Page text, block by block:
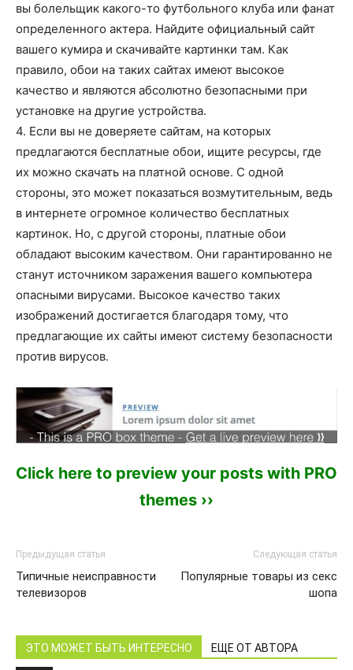
вы болельщик какого-то футбольного клуба или фанат
определенного актера. Найдите официальный сайт
вашего кумира и скачивайте картинки там. Как
правило, обои на таких сайтах имеют высокое
качество и являются абсолютно безопасными при
установке на другие устройства.
4. Если вы не доверяете сайтам, на которых
предлагаются бесплатные обои, ищите ресурсы, где
их можно скачать на платной основе. С одной
стороны, это может показаться возмутительным, ведь
в интернете огромное количество бесплатных
картинок. Но, с другой стороны, платные обои
обладают высоким качеством. Они гарантированно не
станут источником заражения вашего компьютера
опасными вирусами. Высокое качество таких
изображений достигается благодаря тому, что
предлагающие их сайты имеют систему безопасности
против вирусов.
Click here to preview your posts with PRO
themes ››
Предыдущая статья
Типичные неисправности
телевизоров
Следующая статья
Популярные товары из секс
шопа
ЭТО МОЖЕТ БЫТЬ ИНТЕРЕСНО ЕЩЕ ОТ АВТОРА